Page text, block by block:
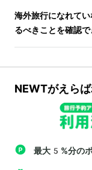
海外旅行になれて
るべきことを確認で
NEWTがえら
最大5%分の